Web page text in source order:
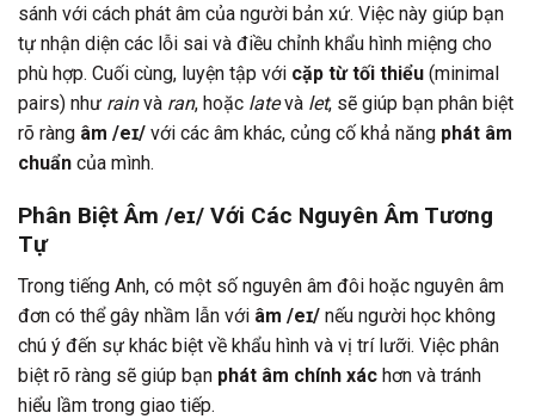
sánh với cách phát âm của người bản xứ. Việc này giúp bạn
tự nhận diện các lỗi sai và điều chỉnh khẩu hình miệng cho
phù hợp. Cuối cùng, luyện tập với cặp từ tối thiểu (minimal
pairs) như rainvà ran, hoặc latevà let, sẽ giúp bạn phân biệt
rõ ràng âm /eɪ/ với các âm khác, củng cố khả năng phát âm
chuẩn của mình.
Phân Biệt Âm /eɪ/ Với Các Nguyên Âm Tương
Tự
Trong tiếng Anh, có một số nguyên âm đôi hoặc nguyên âm
đơn có thể gây nhầm lẫn với âm /eɪ/ nếu người học không
chú ý đến sự khác biệt về khẩu hình và vị trí lưỡi. Việc phân
biệt rõ ràng sẽ giúp bạn phát âm chính xác hơn và tránh
hiểu lầm trong giao tiếp.